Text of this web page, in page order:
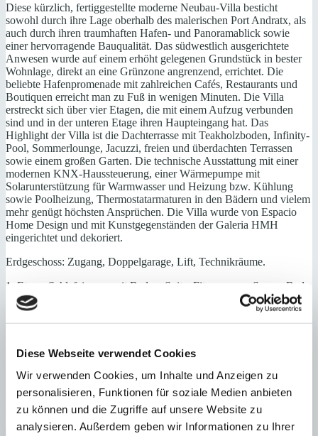
Diese Webseite verwendet Cookies
Wir verwenden Cookies, um Inhalte und Anzeigen zu
personalisieren, Funktionen für soziale Medien anbieten
zu können und die Zugriffe auf unsere Website zu
analysieren. Außerdem geben wir Informationen zu Ihrer
Diese kürzlich, fertiggestellte moderne Neubau-Villa besticht
sowohl durch ihre Lage oberhalb des malerischen Port Andratx, als
auch durch ihren traumhaften Hafen- und Panoramablick sowie
einer hervorragende Bauqualität. Das südwestlich ausgerichtete
Anwesen wurde auf einem erhöht gelegenen Grundstück in bester
Wohnlage, direkt an eine Grünzone angrenzend, errichtet. Die
beliebte Hafenpromenade mit zahlreichen Cafés, Restaurants und
Boutiquen erreicht man zu Fuß in wenigen Minuten. Die Villa
erstreckt sich über vier Etagen, die mit einem Aufzug verbunden
sind und in der unteren Etage ihren Haupteingang hat. Das
Highlight der Villa ist die Dachterrasse mit Teakholzboden, Infinity-
Pool, Sommerlounge, Jacuzzi, freien und überdachten Terrassen
sowie einem großen Garten. Die technische Ausstattung mit einer
modernen KNX-Haussteuerung, einer Wärmepumpe mit
Solarunterstützung für Warmwasser und Heizung bzw. Kühlung
sowie Poolheizung, Thermostatarmaturen in den Bädern und vielem
mehr genügt höchsten Ansprüchen. Die Villa wurde von Espacio
Home Design und mit Kunstgegenständen der Galeria HMH
eingerichtet und dekoriert.
Erdgeschoss: Zugang, Doppelgarage, Lift, Technikräume.
1. Etage: Schlafzimmer mit Bad en Suite, Fitnessraum, Sauna, Bad,
Hauswirtschaftsraum.
2. Etage: Master-Schlafzimmersuite mit Ankleide, 2
3. Etage: Wohn-/ Esszimmer, offene Küche, Terrasse mit Pergola,
Abstellraum, Gäste-WC.
4. Etage: Dachterrasse, Infinity-Pool, Sommerküche, Barbecue,
Jacuzzi, Terrassen, Garten.
Klimaanlage
Nähe Strand Nähe Golfplatz Erstbezug